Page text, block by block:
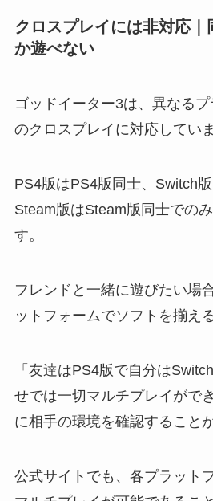
クロスプレイには非対応｜
か遊べない
ゴッドイーター3は、異なる
のクロスプレイに対応していま
PS4版はPS4版同士、Switch版
Steam版はSteam版同士での
す。
フレンドと一緒に遊びたい場
ットフォームでソフトを揃え
「友達はPS4版で自分は
せでは一切マルチプレイがで
に相手の環境を確認すること
公式サイトでも、各プラット